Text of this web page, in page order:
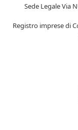
Sede Legale Via
Registro imprese di